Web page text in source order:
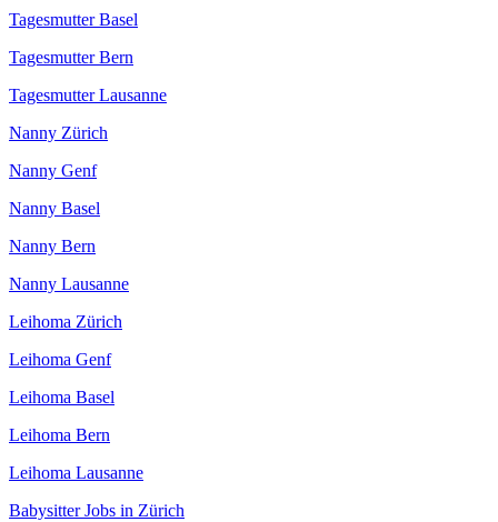
Tagesmutter Basel
Tagesmutter Bern
Tagesmutter Lausanne
Nanny Zürich
Nanny Genf
Nanny Basel
Nanny Bern
Nanny Lausanne
Leihoma Zürich
Leihoma Genf
Leihoma Basel
Leihoma Bern
Leihoma Lausanne
Babysitter Jobs in Zürich